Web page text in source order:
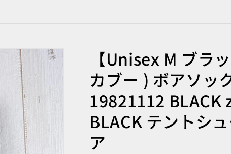
【Unisex M ブラ
カブー ) ボアソッ
19821112 BLACK
BLACK テントシ
ア